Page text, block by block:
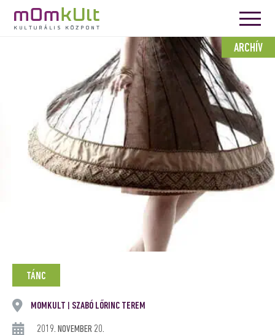
ARCHÍV
TÁNC
MOMKULT SZABÓ LŐRINC TEREM
2019. NOVEMBER 20.